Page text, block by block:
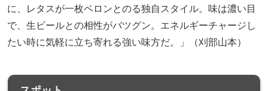
に、レタスが一枚ペロンとのる独自スタイル。味は濃い目
で、生ビールとの相性がバツグン。エネルギーチャージし
たい時に気軽に立ち寄れる強い味方だ。」（刈部山本）